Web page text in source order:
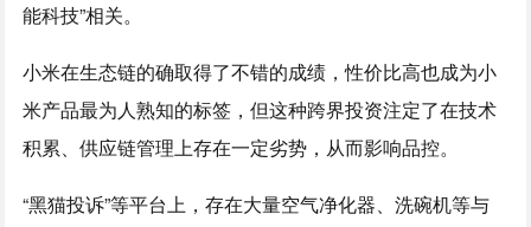
能科技”相关。
小米在生态链的确取得了不错的成绩，性价比高也成为小
米产品最为人熟知的标签，但这种跨界投资注定了在技术
积累、供应链管理上存在一定劣势，从而影响品控。
“黑猫投诉”等平台上，存在大量空气净化器、洗碗机等与